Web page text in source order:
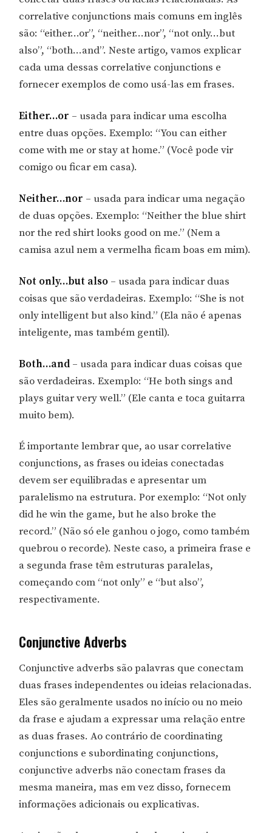
correlative conjunctions mais comuns em inglês
são: “either…or”, “neither…nor”, “not only…but
also”, “both…and”. Neste artigo, vamos explicar
cada uma dessas correlative conjunctions e
fornecer exemplos de como usá-las em frases.
Either…or – usada para indicar uma escolha
entre duas opções. Exemplo: “You can either
come with me or stay at home.” (Você pode vir
comigo ou ficar em casa).
Neither…nor – usada para indicar uma negação
de duas opções. Exemplo: “Neither the blue shirt
nor the red shirt looks good on me.” (Nem a
camisa azul nem a vermelha ficam boas em mim).
Not only…but also – usada para indicar duas
coisas que são verdadeiras. Exemplo: “She is not
only intelligent but also kind.” (Ela não é apenas
inteligente, mas também gentil).
Both…and – usada para indicar duas coisas que
são verdadeiras. Exemplo: “He both sings and
plays guitar very well.” (Ele canta e toca guitarra
muito bem).
É importante lembrar que, ao usar correlative
conjunctions, as frases ou ideias conectadas
devem ser equilibradas e apresentar um
paralelismo na estrutura. Por exemplo: “Not only
did he win the game, but he also broke the
record.” (Não só ele ganhou o jogo, como também
quebrou o recorde). Neste caso, a primeira frase e
a segunda frase têm estruturas paralelas,
começando com “not only” e “but also”,
respectivamente.
Conjunctive Adverbs
Conjunctive adverbs são palavras que conectam
duas frases independentes ou ideias relacionadas.
Eles são geralmente usados no início ou no meio
da frase e ajudam a expressar uma relação entre
as duas frases. Ao contrário de coordinating
conjunctions e subordinating conjunctions,
conjunctive adverbs não conectam frases da
mesma maneira, mas em vez disso, fornecem
informações adicionais ou explicativas.